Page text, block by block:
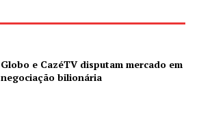
Globo e CazéTV disputam mercado em
negociação bilionária